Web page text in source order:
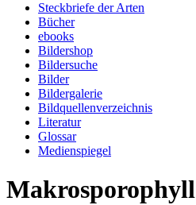
Steckbriefe der Arten
Bücher
ebooks
Bildershop
Bildersuche
Bilder
Bildergalerie
Bildquellenverzeichnis
Literatur
Glossar
Medienspiegel
Makrosporophyll